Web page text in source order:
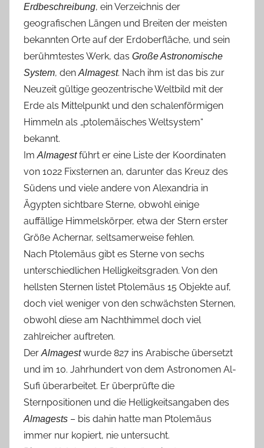
Erdbeschreibung, ein Verzeichnis der
geografischen Längen und Breiten der meisten
bekannten Orte auf der Erdoberfläche, und sein
berühmtestes Werk, das Große Astronomische
System, den Almagest. Nach ihm ist das bis zur
Neuzeit gültige geozentrische Weltbild mit der
Erde als Mittelpunkt und den schalenförmigen
Himmeln als „ptolemäisches Weltsystem“
bekannt.
Im Almagestführt er eine Liste der Koordinaten
von 1022 Fixsternen an, darunter das Kreuz des
Südens und viele andere von Alexandria in
Ägypten sichtbare Sterne, obwohl einige
auffällige Himmelskörper, etwa der Stern erster
Größe Achernar, seltsamerweise fehlen.
Nach Ptolemäus gibt es Sterne von sechs
unterschiedlichen Helligkeitsgraden. Von den
hellsten Sternen listet Ptolemäus 15 Objekte auf,
doch viel weniger von den schwächsten Sternen,
obwohl diese am Nachthimmel doch viel
zahlreicher auftreten.
Der Almagestwurde 827 ins Arabische übersetzt
und im 10. Jahrhundert von dem Astronomen Al-
Sufi überarbeitet. Er überprüfte die
Sternpositionen und die Helligkeitsangaben des
Almagests – bis dahin hatte man Ptolemäus
immer nur kopiert, nie untersucht.